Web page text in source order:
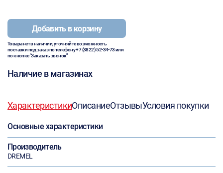
Добавить в корзину
Товара нет в наличии, уточняйте возможность
поставки под заказ по телефону+7 (3822) 52-34-73или
по кнопке "Заказать звонок"
Наличие в магазинах
ХарактеристикиОписаниеОтзывыУсловия покупки
Основные характеристики
Производитель
DREMEL